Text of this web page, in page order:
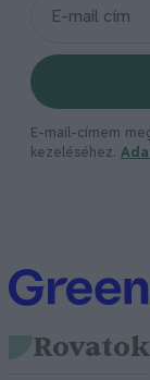
E-mail-címem
kezeléséhez.
Rovatok